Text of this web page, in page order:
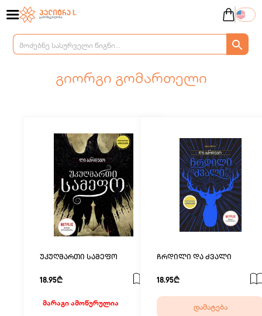
გიორგი გომართელი
უკუღმართი სამეფო
18.95₾
მარაგი ამოწურულია
ჩრდილი და ძვალი
18.95₾
დამატება